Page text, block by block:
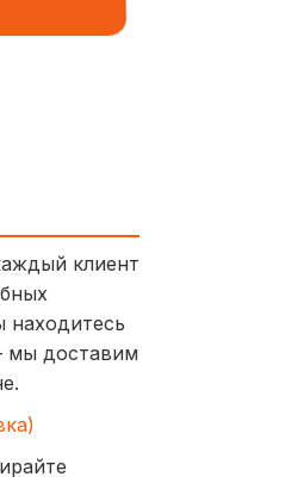
клиент
находитесь
мы доставим